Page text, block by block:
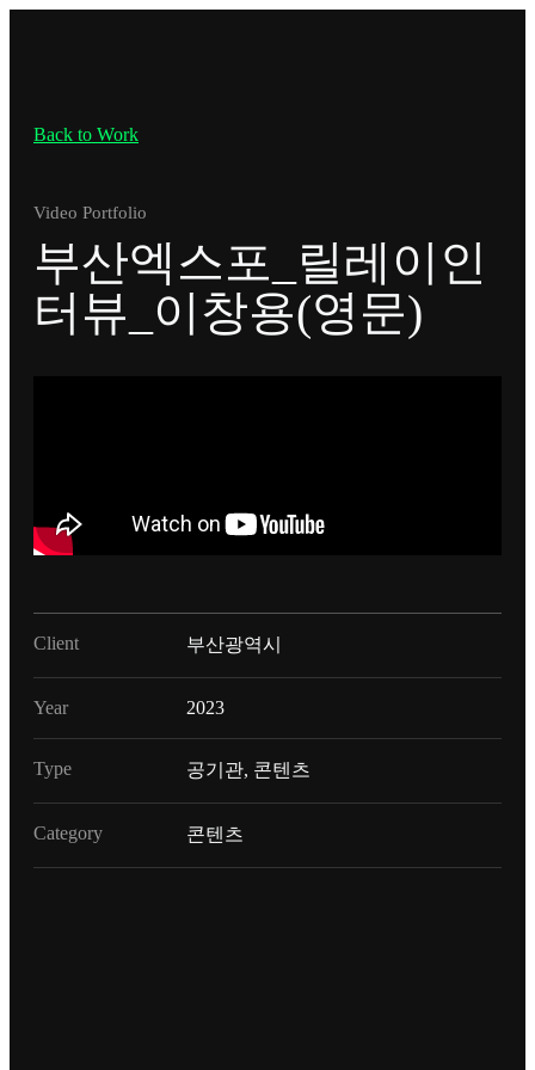
Back to Work
Video Portfolio
부산엑스포_릴레이인
터뷰_이창용(영문)
Client 부산광역시
Year 2023
Type 공기관, 콘텐츠
Category 콘텐츠